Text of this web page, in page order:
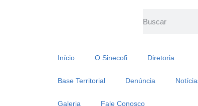
Início O Sinecofi Diretoria
Base Territorial Denúncia
Galeria Fale Conosco